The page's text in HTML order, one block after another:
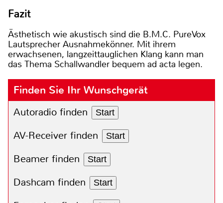
Fazit
Ästhetisch wie akustisch sind die B.M.C. PureVox
Lautsprecher Ausnahmekönner. Mit ihrem
erwachsenen, langzeittauglichen Klang kann man
das Thema Schallwandler bequem ad acta legen.
Finden Sie Ihr Wunschgerät
Autoradio finden Start
AV-Receiver finden Start
Beamer finden Start
Dashcam finden Start